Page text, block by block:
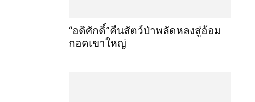
“อดิศักดิ์”คืนสัตว์ป่าพลัดหลงสู่อ้อม
กอดเขาใหญ่